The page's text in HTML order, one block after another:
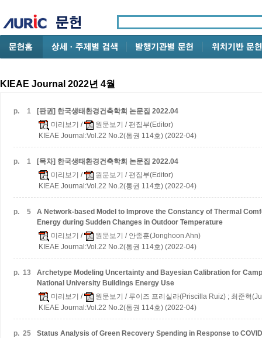
KIEAE Journal 2022년 4월
p. 1 [판권] 한국생태환경건축학회 논문집 2022.04
미리보기 / 원문보기 / 편집부(Editor)
KIEAE Journal:Vol.22 No.2(통권 114호) (2022-04)
p. 1 [목차] 한국생태환경건축학회 논문집 2022.04
미리보기 / 원문보기 / 편집부(Editor)
KIEAE Journal:Vol.22 No.2(통권 114호) (2022-04)
p. 5
A Network-based Model to Improve the Constancy of Thermal
Energy during Sudden Changes in Outdoor Temperature
미리보기 / 원문보기 / 안종훈(Jonghoon Ahn)
KIEAE Journal:Vol.22 No.2(통권 114호) (2022-04)
p. 13
Archetype Modeling Uncertainty and Bayesian Calibration for
National University Buildings Energy Use
미리보기 / 원문보기 / 루이즈 프리실라(Priscilla Ruiz) ; 최준혁
KIEAE Journal:Vol.22 No.2(통권 114호) (2022-04)
p. 25
Status Analysis of Green Recovery Spending in Response to